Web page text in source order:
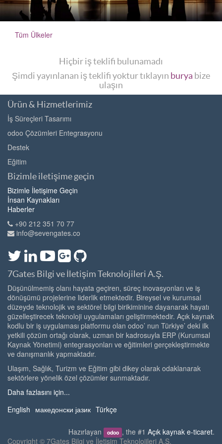
Tüm Ülkeler
Hiçbir iş teklifi bulunamadı
Şimdi yayınlanan iş teklifi yoktur tıklayın burya bize
ulaşın
Ürün & Hizmetlerimiz
İş Süreçleri Tasarımı
odoo Çözümleri Entegrasyonu
Destek
Eğitim
Bizimle iletişime geçin
Bizimle İletişime Geçin
İnsan Kaynakları
Haberler
+90 212 351 70 77
info@sevengates.co
7Gates Bilgi ve İletişim Teknolojileri A.Ş.
Düşünülmemiş olanı hayata geçiren, süreç inovasyonları ve iş
dönüşümü projelerine liderlik etmektedir. Bireysel ve kurumsal
düzeyde teknolojik ve sektörel bilgi birikiminine dayanarak hayatı
güzelleştirecek teknoloji uygulamaları geliştirmektedir. Açık kaynak
kodlu bir iş uygulaması platformu olan odoo’ nun Türkiye’ deki ilk
yetkili çözüm ortağı olarak, uzman bir kadrosuyla ERP (Kurumsal
Kaynak Yönetimi) entegrasyonları ve eğitimleri gerçekleştirmekte
ve danışmanlık yapmaktadır.
Ulaşım, Sağlık, Turizm ve Eğitim gibi dikey olarak odaklanarak
sektörlere yönelik özel çözümler sunmaktadır.
Daha fazlasını için...
English македонски јазик Türkçe
Hazırlayan odoo , the #1 Açık kaynak e-ticaret.
Copyright © 7Gates Bilgi ve İletişim Teknolojileri A.Ş.